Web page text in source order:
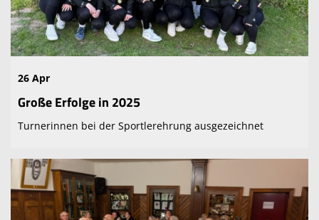
26 Apr
Große Erfolge in 2025
Turnerinnen bei der Sportlerehrung ausgezeichnet